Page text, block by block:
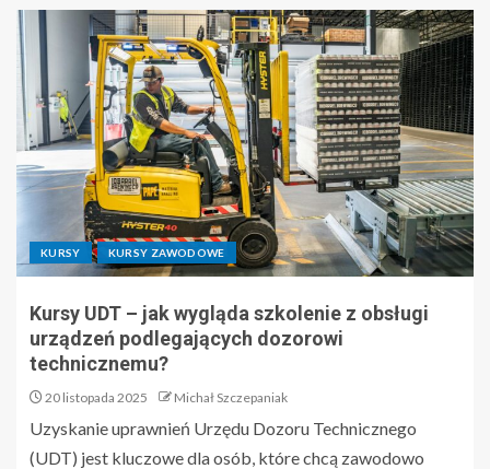
KURSY KURSY ZAWODOWE
Kursy UDT – jak wygląda szkolenie z obsługi
urządzeń podlegających dozorowi
technicznemu?
20 listopada 2025 Michał Szczepaniak
Uzyskanie uprawnień Urzędu Dozoru Technicznego
(UDT) jest kluczowe dla osób, które chcą zawodowo